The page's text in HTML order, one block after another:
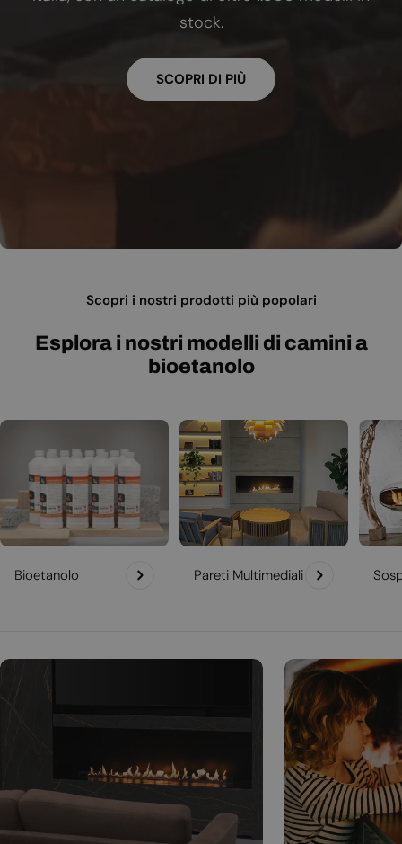
stock.
SCOPRI DI PIÙ
Scopri i nostri prodotti più popolari
Esplora i nostri modelli di camini a
bioetanolo
Bioetanolo Pareti Multimediali